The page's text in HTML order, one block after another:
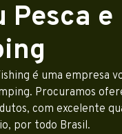
Pesca e
é uma empresa
Procuramos
com excelente
por todo Brasil.